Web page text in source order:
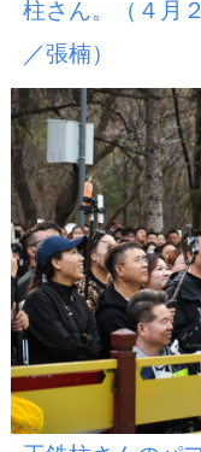
柱さん。（４月
／張楠）